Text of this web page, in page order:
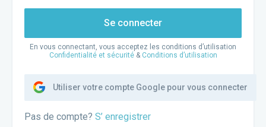
Se connecter
En vous connectant, vous acceptez les conditions d’utilisation
Confidentialité et sécurité& Conditions d’utilisation
Utiliser votre compte Google pour vous connecter
Pas de compte? S’ enregistrer